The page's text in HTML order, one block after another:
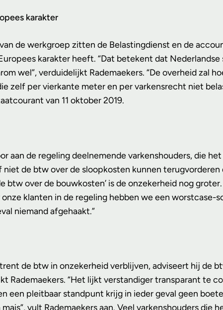
karakter
de werkgroep zitten de Belastingdienst en de
karakter heeft. “Dat betekent dat
wel”, verduidelijkt Rademaekers. “De overheid zal
zelf per vierkante meter en per varkensrecht niet
van 11 oktober 2019.
aan de regeling deelnemende varkenshouders, die
de btw over de sloopkosten kunnen
btw over de bouwkosten’ is de onzekerheid nog
klanten in de regeling hebben we een
niemand afgehaakt.”
de btw in onzekerheid verblijven, adviseert hij
Rademaekers. “Het lijkt verstandiger transparant te
een pleitbaar standpunt krijg in ieder geval geen
vult Rademaekers aan. Veel varkenshouders